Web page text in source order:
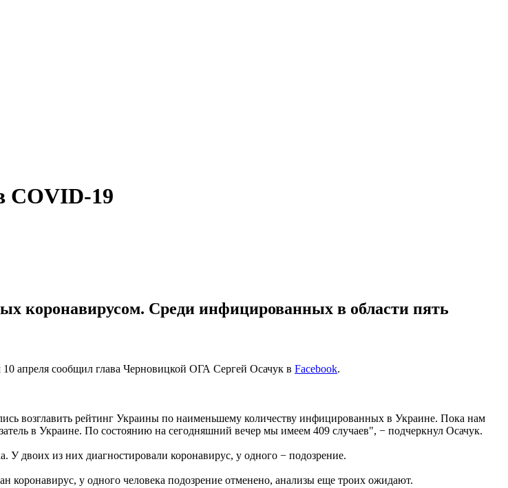
COVID-19
коронавирусом. Среди инфицированных в области пять
апреля сообщил глава Черновицкой ОГА Сергей Осачук в Facebook.
возглавить рейтинг Украины по наименьшему количеству инфицированных в Украине. Пока нам
в Украине. По состоянию на сегодняшний вечер мы имеем 409 случаев", − подчеркнул Осачук.
двоих из них диагностировали коронавирус, у одного − подозрение.
коронавирус, у одного человека подозрение отменено, анализы еще троих ожидают.